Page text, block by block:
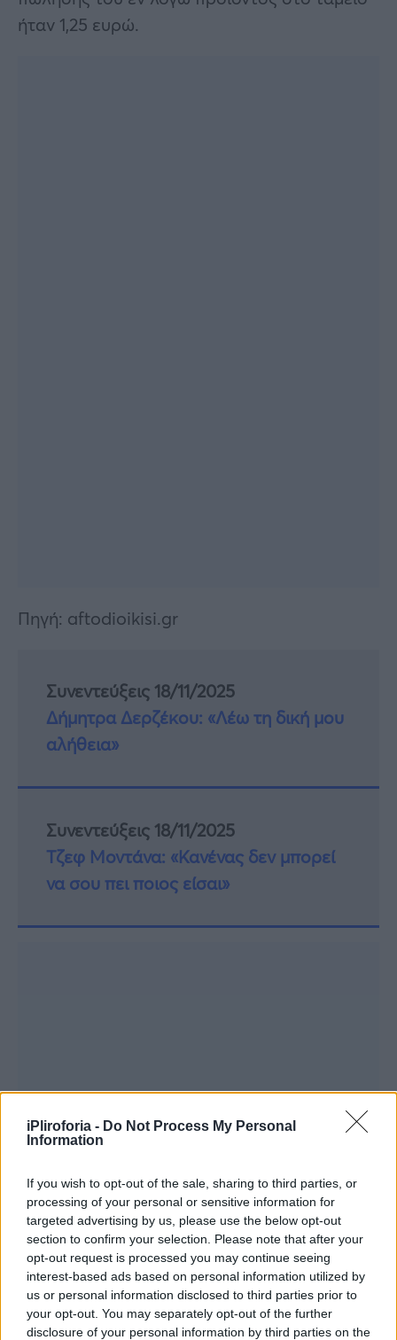
iPliroforia - Do Not Process My Personal
Information
If you wish to opt-out of the sale, sharing to third parties, or
processing of your personal or sensitive information for
targeted advertising by us, please use the below opt-out
section to confirm your selection. Please note that after your
opt-out request is processed you may continue seeing
interest-based ads based on personal information utilized by
us or personal information disclosed to third parties prior to
your opt-out. You may separately opt-out of the further
disclosure of your personal information by third parties on the
ήταν 1,25 ευρώ.
Πηγή: aftodioikisi.gr
Συνεντεύξεις 18/11/2025
Δήμητρα Δερζέκου: «Λέω τη δική μου
αλήθεια»
Συνεντεύξεις 18/11/2025
Τζεφ Μοντάνα: «Κανένας δεν μπορεί
να σου πει ποιος είσαι»